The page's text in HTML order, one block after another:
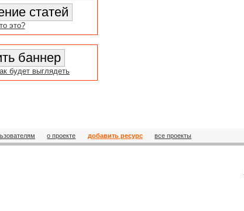
это?
будет выглядеть
о проекте добавить ресурс все проекты